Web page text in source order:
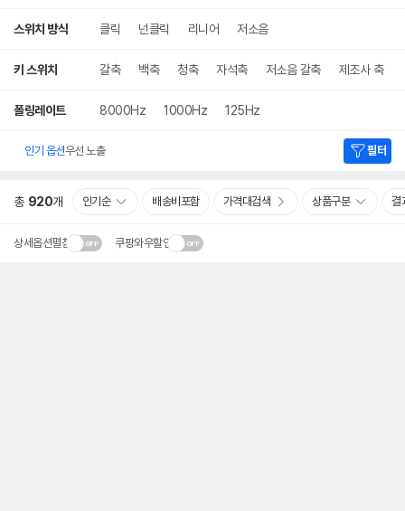
스위치 방식 클릭 넌클릭 리니어 저소음
키 스위치 갈축 백축 청축 자석축 저소음 갈축 제조사 축
폴링레이트 8000Hz 1000Hz 125Hz
인기 옵션우선 노출 필터
총 920개 인기순 배송비포함 가격대검색 상품구분 결
상세옵션펼침 쿠팡와우할인